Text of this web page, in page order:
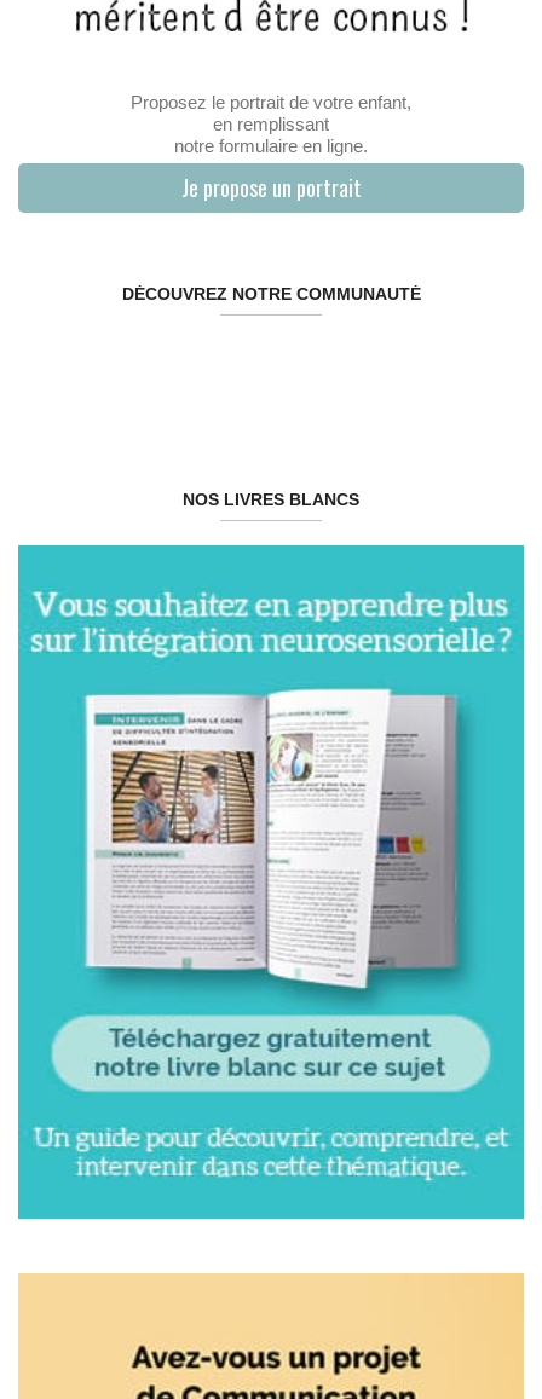
Proposez le portrait de votre enfant,
en remplissant
notre formulaire en ligne.
Je propose un portrait
DÉCOUVREZ NOTRE COMMUNAUTÉ
NOS LIVRES BLANCS